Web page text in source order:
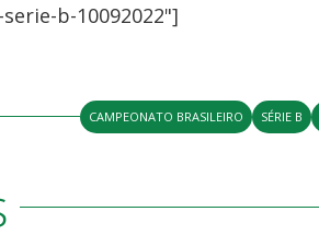
b-10092022"]
CAMPEONATO BRASILEIRO SÉRIE B